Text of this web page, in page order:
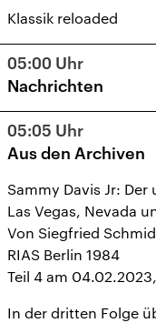
Klassik reloaded
05:00 Uhr
Nachrichten
05:05 Uhr
Aus den Archiven
Sammy Davis Jr:
Las Vegas, Nevada
Von Siegfried
RIAS Berlin 1984
Teil 4 am
In der dritten Folge